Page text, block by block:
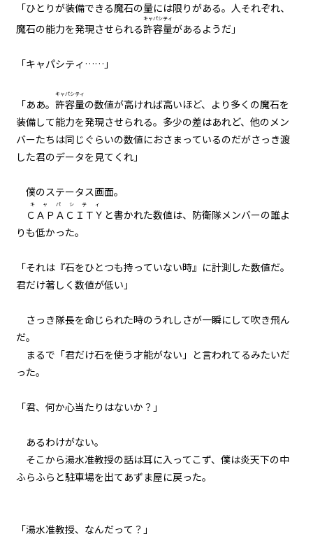
８月１４日：ゴーレム×４
051
歴史から消された場所
052
逆らいがたき運命の中
仇
８月２４日：Null
056
057
058
８月２４日：そして誰も
８月２４日：『Summer』
「ひとりが装備できる魔石の量には限りがある。人それぞれ、
魔石の能力を発現させられる許容量
キャパシティ
があるようだ」
「キャパシティ……」
「ああ。 許容量
キャパシティ
の数値が高ければ高いほど、より多くの魔石を
装備して能力を発現させられる。多少の差はあれど、他のメン
バーたちは同じぐらいの数値におさまっているのだが――さっき渡
した君のデータを見てくれ」
僕のステータス画面。
ＣＡＰＡＣＩＴＹ
キャパシティ
と書かれた数値は、防衛隊メンバーの誰よ
りも低かった。
「それは『石をひとつも持っていない時』に計測した数値だ。
君だけ著しく数値が低い」
さっき隊長を命じられた時のうれしさが一瞬にして吹き飛ん
だ。
まるで「君だけ石を使う才能がない」と言われてるみたいだ
った。
「君、何か心当たりはないか？」
あるわけがない。
そこから湯水准教授の話は耳に入ってこず、僕は炎天下の中
ふらふらと駐車場を出てあずま屋に戻った。
「湯水准教授、なんだって？」